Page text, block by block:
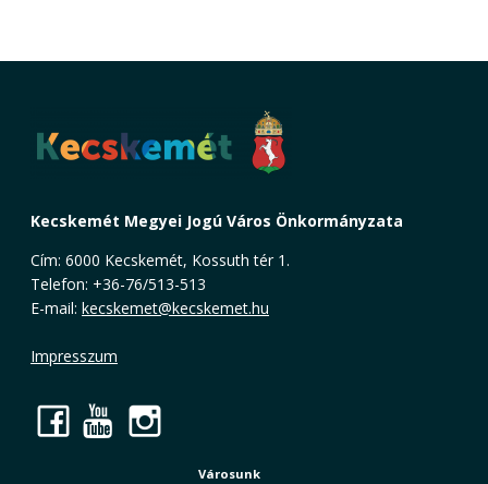
Kecskemét Megyei Jogú Város Önkormányzata
Cím: 6000 Kecskemét, Kossuth tér 1.
Telefon: +36-76/513-513
E-mail: kecskemet@kecskemet.hu
Impresszum
Facebook
YouTube
Városunk